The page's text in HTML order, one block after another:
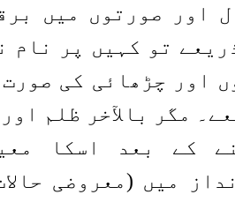
اور صورتوں میں
تو کہیں پر نام
اور چڑھائی کی
مگر بالآخر ظلم اور
کے بعد اسکا
میں (معروضی